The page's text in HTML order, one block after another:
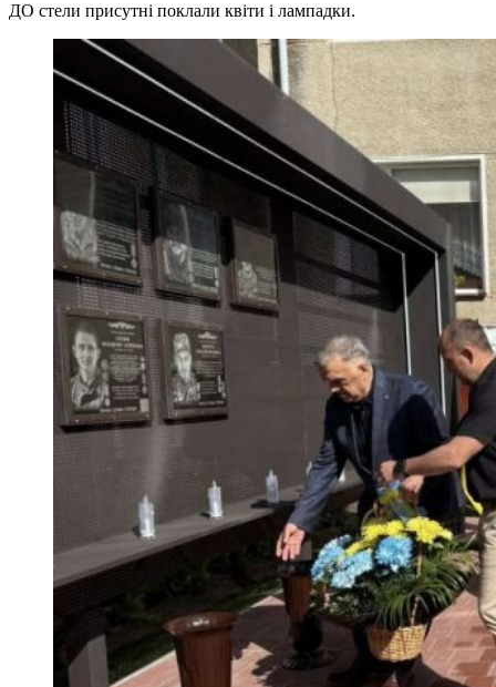
ДО стели присутні поклали квіти і лампадки.